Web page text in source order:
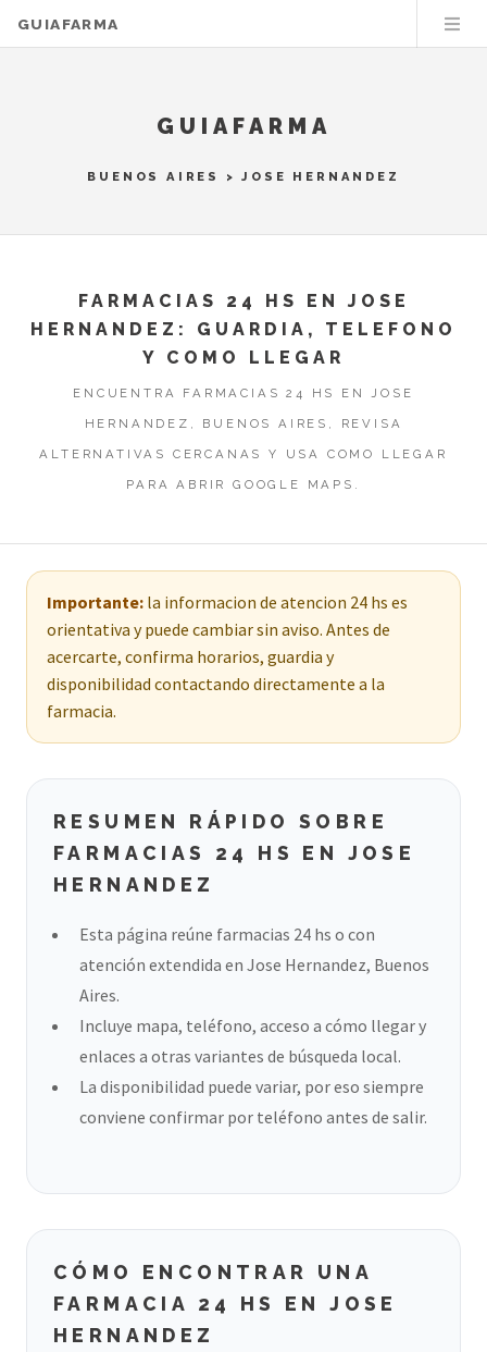
GUIAFARMA
GUIAFARMA
BUENOS AIRES >JOSE HERNANDEZ
FARMACIAS 24 HS EN JOSE
HERNANDEZ: GUARDIA, TELEFONO
Y COMO LLEGAR
ENCUENTRA FARMACIAS 24 HS EN JOSE
HERNANDEZ, BUENOS AIRES, REVISA
ALTERNATIVAS CERCANAS Y USA COMO LLEGAR
PARA ABRIR GOOGLE MAPS.
Importante:la informacion de atencion 24 hs es
orientativa y puede cambiar sin aviso. Antes de
acercarte, confirma horarios, guardia y
disponibilidad contactando directamente a la
farmacia.
RESUMEN RÁPIDO SOBRE
FARMACIAS 24 HS EN JOSE
HERNANDEZ
Esta página reúne farmacias 24 hs o con
atención extendida en Jose Hernandez, Buenos
Aires.
Incluye mapa, teléfono, acceso a cómo llegar y
enlaces a otras variantes de búsqueda local.
La disponibilidad puede variar, por eso siempre
conviene confirmar por teléfono antes de salir.
CÓMO ENCONTRAR UNA
FARMACIA 24 HS EN JOSE
HERNANDEZ